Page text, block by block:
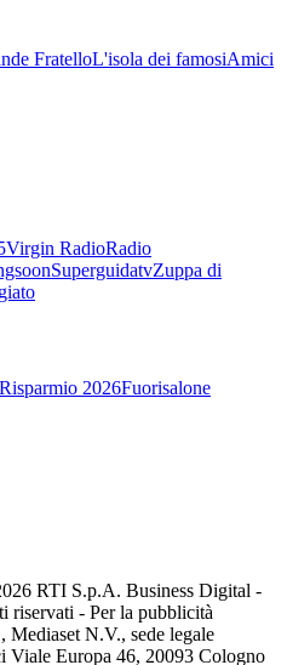
FratelloL'isola dei famosiAmici
Virgin RadioRadio
SuperguidatvZuppa di
2026Fuorisalone
RTI S.p.A. Business Digital -
riservati - Per la pubblicità
N.V., sede legale
Viale Europa 46, 20093 Cologno